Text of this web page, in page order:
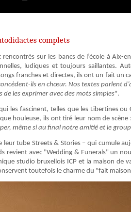
complets
sur les bancs de l’école à
ludiques et toujours saillantes.
franches et directes, ils ont un fait un
ils en chœur. Nos textes parlent
de les exprimer avec des mots simples".
les fascinent, telles que les Libertines
houleuse, ils ont tiré leur nom de
même si au final notre amitié et le
leur tube Streets & Stories – qui cumule
revient avec "Wedding & Funerals" un
studio bruxellois ICP et la maison de
toutefois le charme du "fait